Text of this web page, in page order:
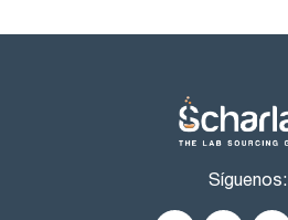
Síguenos: